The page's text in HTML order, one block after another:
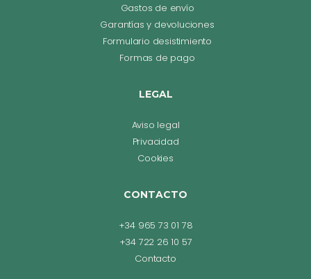
Gastos de envío
Garantías y devoluciones
Formulario desistimiento
Formas de pago
LEGAL
Aviso legal
Privacidad
Cookies
CONTACTO
+34 965 73 01 78
+34 722 26 10 57
Contacto